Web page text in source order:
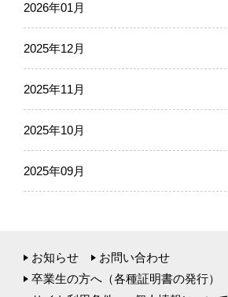
2026年01月
2025年12月
2025年11月
2025年10月
2025年09月
お知らせ
お問い合わせ
卒業生の方へ（各種証明書の発行）